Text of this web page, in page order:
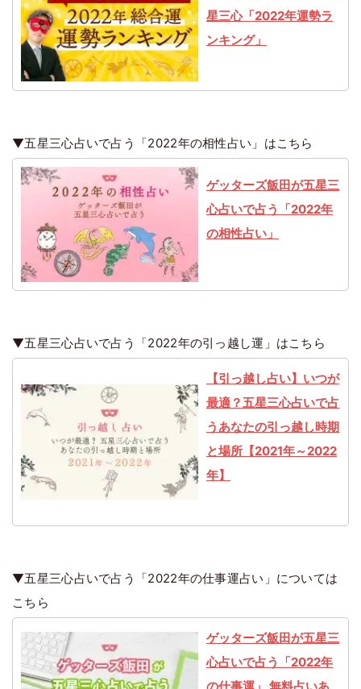
星三心「2022年運勢ラ
ンキング」
▼五星三心占いで占う「2022年の相性占い」はこちら
ゲッターズ飯田が五星三
心占いで占う「2022年
の相性占い」
▼五星三心占いで占う「2022年の引っ越し運」はこちら
【引っ越し占い】いつが
最適？五星三心占いで占
うあなたの引っ越し時期
と場所【2021年～2022
年】
▼五星三心占いで占う「2022年の仕事運占い」については
こちら
ゲッターズ飯田が五星三
心占いで占う「2022年